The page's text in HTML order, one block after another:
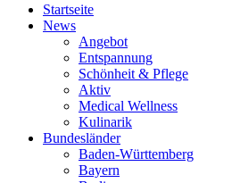
Startseite
News
Angebot
Entspannung
Schönheit & Pflege
Aktiv
Medical Wellness
Kulinarik
Bundesländer
Baden-Württemberg
Bayern